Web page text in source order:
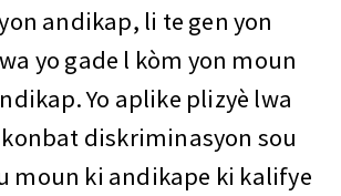
andikap, li te gen yon
yo gade l kòm yon moun
Yo aplike plizyè lwa
diskriminasyon sou
moun ki andikape ki kalifye